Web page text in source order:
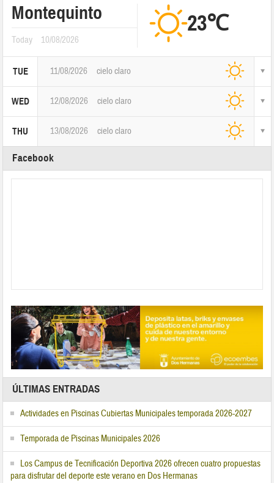
Montequinto
Today 10/08/2026
23℃
TUE 11/08/2026 cielo claro
WED 12/08/2026 cielo claro
THU 13/08/2026 cielo claro
Facebook
ÚLTIMAS ENTRADAS
Actividades en Piscinas Cubiertas Municipales temporada 2026-2027
Temporada de Piscinas Municipales 2026
Los Campus de Tecnificación Deportiva 2026 ofrecen cuatro propuestas
para disfrutar del deporte este verano en Dos Hermanas